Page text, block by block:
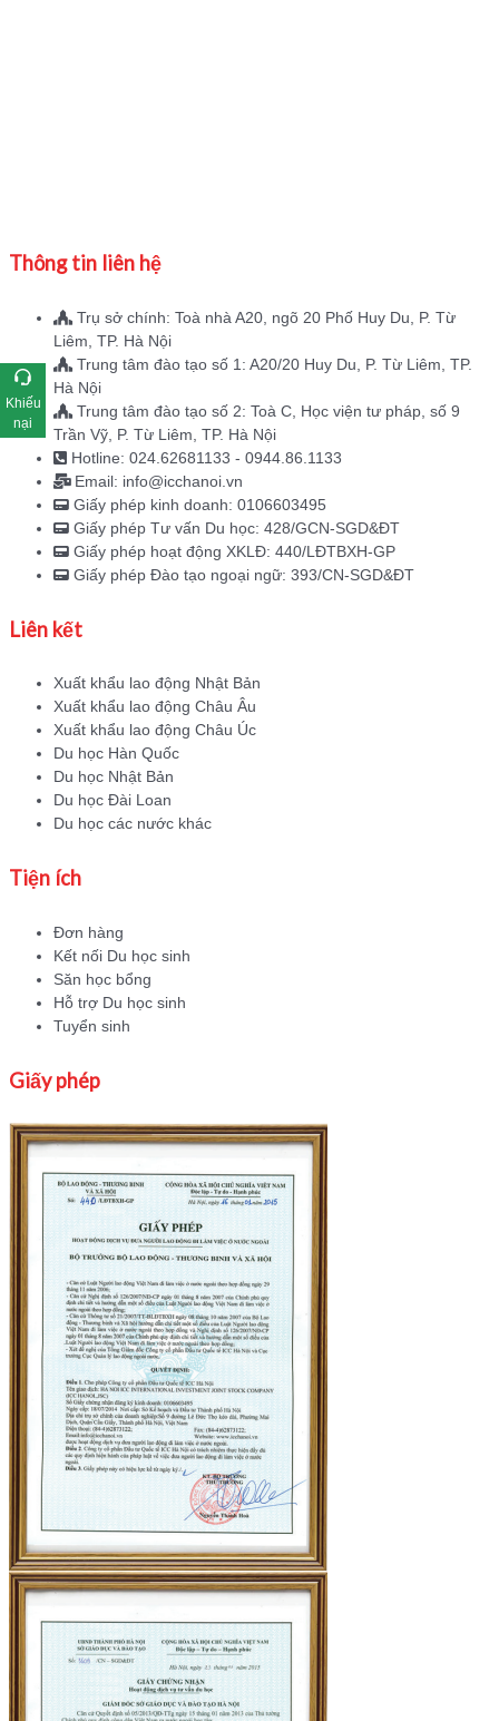
Thông tin liên hệ
Trụ sở chính: Toà nhà A20, ngõ 20 Phố Huy Du, P. Từ
Liêm, TP. Hà Nội
Trung tâm đào tạo số 1: A20/20 Huy Du, P. Từ Liêm, TP.
Hà Nội
Trung tâm đào tạo số 2: Toà C, Học viện tư pháp, số 9
Trần Vỹ, P. Từ Liêm, TP. Hà Nội
Hotline: 024.62681133 - 0944.86.1133
Email: info@icchanoi.vn
Giấy phép kinh doanh: 0106603495
Giấy phép Tư vấn Du học: 428/GCN-SGD&ĐT
Giấy phép hoạt động XKLĐ: 440/LĐTBXH-GP
Giấy phép Đào tạo ngoại ngữ: 393/CN-SGD&ĐT
Liên kết
Xuất khẩu lao động Nhật Bản
Xuất khẩu lao động Châu Âu
Xuất khẩu lao động Châu Úc
Du học Hàn Quốc
Du học Nhật Bản
Du học Đài Loan
Du học các nước khác
Tiện ích
Đơn hàng
Kết nối Du học sinh
Săn học bổng
Hỗ trợ Du học sinh
Tuyển sinh
Giấy phép
Khiếu
nại